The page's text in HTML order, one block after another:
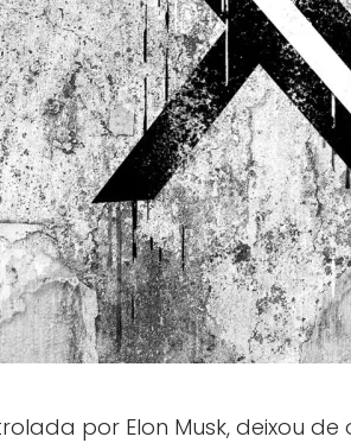
por Elon Musk, deixou de